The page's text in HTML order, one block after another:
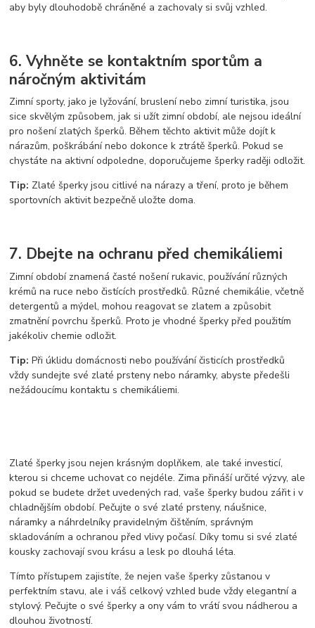
aby byly dlouhodobě chráněné a zachovaly si svůj vzhled.
6. Vyhněte se kontaktním sportům a
náročným aktivitám
Zimní sporty, jako je lyžování, bruslení nebo zimní turistika, jsou
sice skvělým způsobem, jak si užít zimní období, ale nejsou ideální
pro nošení zlatých šperků. Během těchto aktivit může dojít k
nárazům, poškrábání nebo dokonce k ztrátě šperků. Pokud se
chystáte na aktivní odpoledne, doporučujeme šperky raději odložit.
Tip: Zlaté šperky jsou citlivé na nárazy a tření, proto je během
sportovních aktivit bezpečně uložte doma.
7. Dbejte na ochranu před chemikáliemi
Zimní období znamená časté nošení rukavic, používání různých
krémů na ruce nebo čistících prostředků. Různé chemikálie, včetně
detergentů a mýdel, mohou reagovat se zlatem a způsobit
zmatnění povrchu šperků. Proto je vhodné šperky před použitím
jakékoliv chemie odložit.
Tip: Při úklidu domácnosti nebo používání čisticích prostředků
vždy sundejte své zlaté prsteny nebo náramky, abyste předešli
nežádoucímu kontaktu s chemikáliemi.
Zlaté šperky jsou nejen krásným doplňkem, ale také investicí,
kterou si chceme uchovat co nejdéle. Zima přináší určité výzvy, ale
pokud se budete držet uvedených rad, vaše šperky budou zářit i v
chladnějším období. Pečujte o své zlaté prsteny, náušnice,
náramky a náhrdelníky pravidelným čištěním, správným
skladováním a ochranou před vlivy počasí. Díky tomu si své zlaté
kousky zachovají svou krásu a lesk po dlouhá léta.
Tímto přístupem zajistíte, že nejen vaše šperky zůstanou v
perfektním stavu, ale i váš celkový vzhled bude vždy elegantní a
stylový. Pečujte o své šperky a ony vám to vrátí svou nádherou a
dlouhou životností.